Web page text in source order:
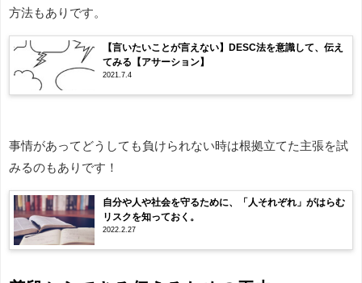
方法もありです。
【言いたいことが言えない】DESC法を意識して、伝え
てみる【アサーション】
2021.7.4
事情があってどうしても負けられない時は根拠立てた主張を試
みるのもありです！
自分や人や社会を守るために、「人それぞれ」がはらむ
リスクを知っておく。
2022.2.27